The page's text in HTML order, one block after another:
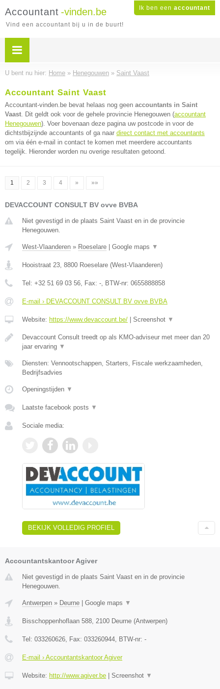
Ik ben een accountant
Accountant -vinden.be
Vind een accountant bij u in de buurt!
U bent nu hier: Home » Henegouwen » Saint Vaast
Accountant Saint Vaast
Accountant-vinden.be bevat helaas nog geen accountants in Saint
Vaast. Dit geldt ook voor de gehele provincie Henegouwen (accountant
Henegouwen). Voer bovenaan deze pagina uw postcode in voor de
dichtstbijzijnde accountants of ga naar direct contact met accountants
om via één e-mail in contact te komen met meerdere accountants
tegelijk. Hieronder worden nu overige resultaten getoond.
1 2 3 4 » »»
DEVACCOUNT CONSULT BV ovve BVBA
Niet gevestigd in de plaats Saint Vaast en in de provincie
Henegouwen.
West-Vlaanderen » Roeselare Google maps ▼
Hooistraat 23, 8800 Roeselare (West-Vlaanderen)
Tel: +32 51 69 03 56, Fax: -, BTW-nr: 0655888858
E-mail › DEVACCOUNT CONSULT BV ovve BVBA
Website: https://www.devaccount.be/ Screenshot ▼
Devaccount Consult treedt op als KMO-adviseur met meer dan 20
jaar ervaring ▼
Diensten: Vennootschappen, Starters, Fiscale werkzaamheden,
Bedrijfsadvies
Openingstijden ▼
Laatste facebook posts ▼
Sociale media:
BEKIJK VOLLEDIG PROFIEL
Accountantskantoor Agiver
Niet gevestigd in de plaats Saint Vaast en in de provincie
Henegouwen.
Antwerpen » Deurne Google maps ▼
Bisschoppenhoflaan 588, 2100 Deurne (Antwerpen)
Tel: 033260626, Fax: 033260944, BTW-nr: -
E-mail › Accountantskantoor Agiver
Website: http://www.agiver.be Screenshot ▼